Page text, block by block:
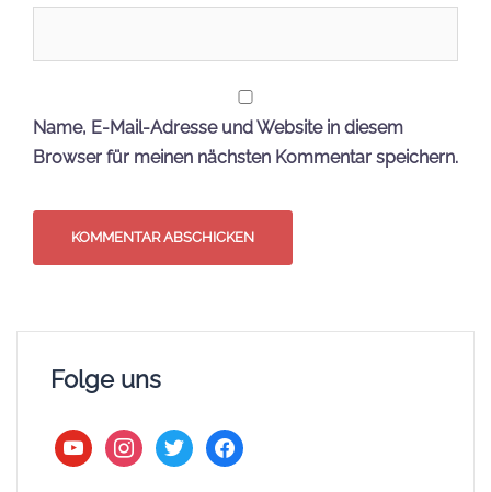
Name, E-Mail-Adresse und Website in diesem
Browser für meinen nächsten Kommentar speichern.
Folge uns
youtubeinstagram
twitter facebook